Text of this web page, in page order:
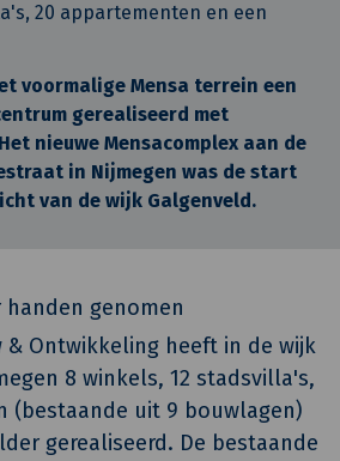
20 appartementen en een
voormalige Mensa terrein een
gerealiseerd met
nieuwe Mensacomplex aan de
in Nijmegen was de start
van de wijk Galgenveld.
genomen
& Ontwikkeling heeft in de wijk
8 winkels, 12 stadsvilla's,
(bestaande uit 9 bouwlagen)
gerealiseerd. De bestaande